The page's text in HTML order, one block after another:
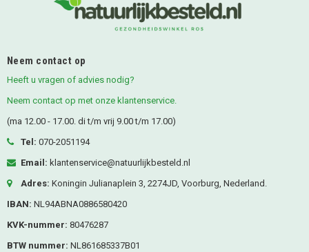
Neem contact op
Heeft u vragen of advies nodig?
Neem contact op met onze klantenservice.
(ma 12.00 - 17.00. di t/m vrij 9.00 t/m 17.00)
Tel: 070-2051194
Email: klantenservice@natuurlijkbesteld.nl
Adres: Koningin Julianaplein 3, 2274JD, Voorburg, Nederland.
IBAN: NL94ABNA0886580420
KVK-nummer: 80476287
BTW nummer: NL861685337B01